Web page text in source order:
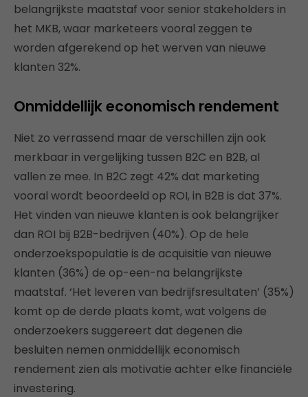
belangrijkste maatstaf voor senior stakeholders in
het MKB, waar marketeers vooral zeggen te
worden afgerekend op het werven van nieuwe
klanten 32%.
Onmiddellijk economisch rendement
Niet zo verrassend maar de verschillen zijn ook
merkbaar in vergelijking tussen B2C en B2B, al
vallen ze mee. In B2C zegt 42% dat marketing
vooral wordt beoordeeld op ROI, in B2B is dat 37%.
Het vinden van nieuwe klanten is ook belangrijker
dan ROI bij B2B-bedrijven (40%). Op de hele
onderzoekspopulatie is de acquisitie van nieuwe
klanten (36%) de op-een-na belangrijkste
maatstaf. ‘Het leveren van bedrijfsresultaten’ (35%)
komt op de derde plaats komt, wat volgens de
onderzoekers suggereert dat degenen die
besluiten nemen onmiddellijk economisch
rendement zien als motivatie achter elke financiële
investering.